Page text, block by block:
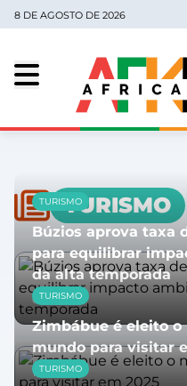
8 DE AGOSTO DE 2026
TURISMO
TURISMO
Búzios aprova taxa
para equilibrar
da alta temporada
05/11/2025
TURISMO
Zimbábue é eleito
mundo para visitar
14/10/2025
TURISMO